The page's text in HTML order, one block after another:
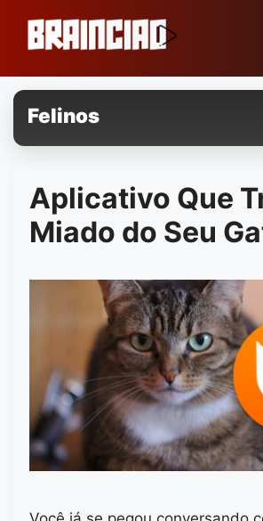
conteúdo
Felinos
Aplicativo Que
Miado do Seu